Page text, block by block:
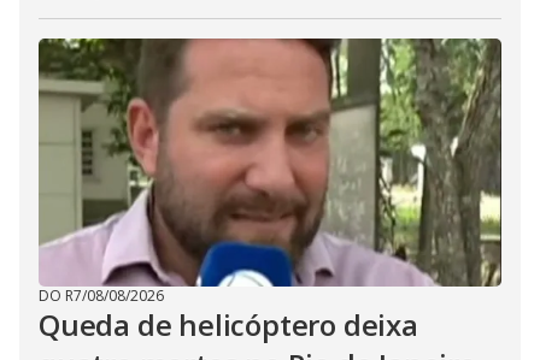
DO R7/08/08/2026
Queda de helicóptero deixa